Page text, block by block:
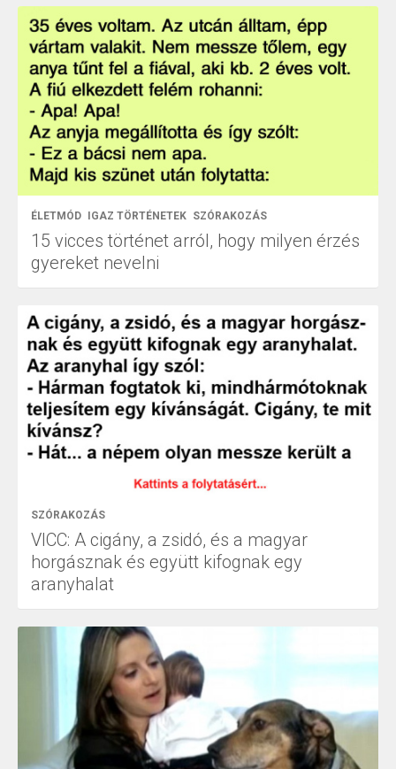
ÉLETMÓD IGAZ TÖRTÉNETEK SZÓRAKOZÁS
15 vicces történet arról, hogy milyen érzés
gyereket nevelni
SZÓRAKOZÁS
VICC: A cigány, a zsidó, és a magyar
horgásznak és együtt kifognak egy
aranyhalat